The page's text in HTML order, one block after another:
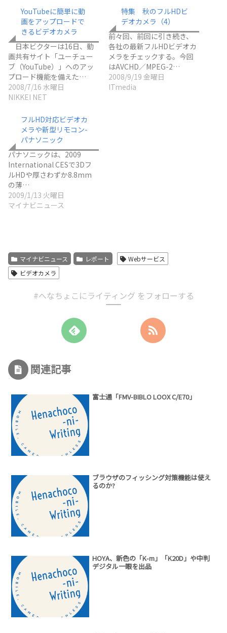
YouTubeに簡単に動
画をアップロードで
きるビデオカメラ
日本ビクターは16日、動
画共有サイト「ユーチュー
ブ（YouTube）」へのアッ
プロード機能を備えた…
2008/7/16 水曜日
NIKKEI NET
特集 秋のフルHDビ
デオカメラ（4）
前々回、前回に引き続き、
各社の最新フルHDビデオカ
メラをチェックする。今回
はAVCHD／MPEG-2…
2008/9/19 金曜日
ITmedia
フルHD対応ビデオカ
メラや新型リモコン-
パナソニック
パナソニックは、2009
International CESで3Dフ
ルHDや厚さわずか8.8mm
の薄…
2009/1/13 火曜日
マイナビニュース
マイナビニュース レポート
Webサービス
ビデオカメラ
#へなちょこにライティング をフォローする
関連記事
富士通「FMV-BIBLO LOOX C/E70」
ブラウザのフィッシング対策機能は使え
るのか?
HOYA、新色の「K-m」「K20D」や中判
デジタル一眼を出品